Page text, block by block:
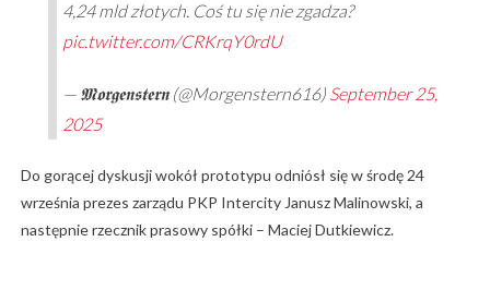
4,24 mld złotych. Coś tu się nie zgadza?
pic.twitter.com/CRKrqY0rdU
— 𝕸𝖔𝖗𝖌𝖊𝖓𝖘𝖙𝖊𝖗𝖓 (@Morgenstern616) September 25,
2025
Do gorącej dyskusji wokół prototypu odniósł się w środę 24
września prezes zarządu PKP Intercity Janusz Malinowski, a
następnie rzecznik prasowy spółki – Maciej Dutkiewicz.